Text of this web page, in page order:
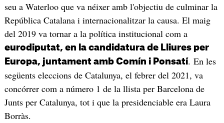
seu a Waterloo que va néixer amb l'objectiu de culminar la
República Catalana i internacionalitzar la causa. El maig
del 2019 va tornar a la política institucional com a
eurodiputat, en la candidatura de Lliures per
Europa, juntament amb Comín i Ponsatí. En les
següents eleccions de Catalunya, el febrer del 2021, va
concórrer com a número 1 de la llista per Barcelona de
Junts per Catalunya, tot i que la presidenciable era Laura
Borràs.